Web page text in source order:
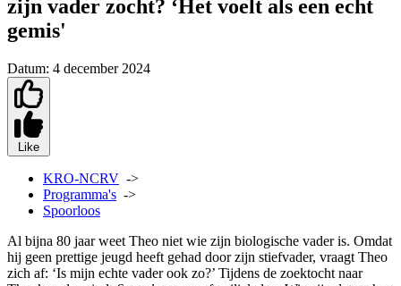
zijn vader zocht? ‘Het voelt als een echt
gemis'
Datum: 4 december 2024
Like
KRO-NCRV ->
Programma's ->
Spoorloos
Al bijna 80 jaarweet Theo niet wie zijn biologische vader is. Omdat
hij geen prettige jeugd heeft gehad door zijn stiefvader, vraagt Theo
zich af: ‘Is mijn echte vader ook zo?’ Tijdens de zoektocht naar